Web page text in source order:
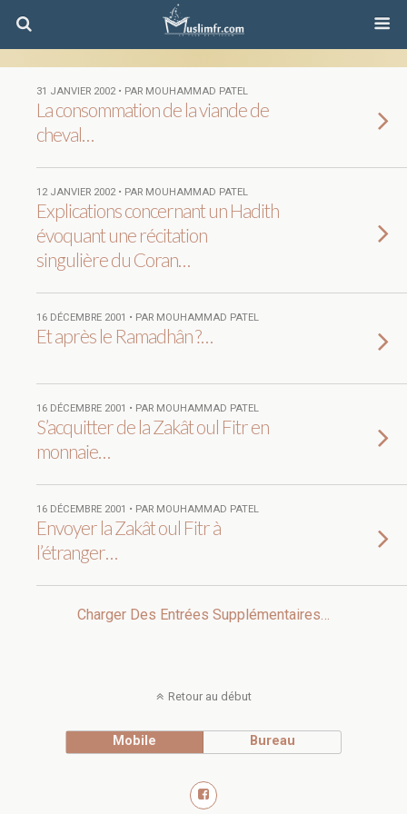
31 JANVIER 2002 • PAR MOUHAMMAD PATEL
La consommation de la viande de
cheval…
12 JANVIER 2002 • PAR MOUHAMMAD PATEL
Explications concernant un Hadith
évoquant une récitation
singulière du Coran…
16 DÉCEMBRE 2001 • PAR MOUHAMMAD PATEL
Et après le Ramadhân ?…
16 DÉCEMBRE 2001 • PAR MOUHAMMAD PATEL
S’acquitter de la Zakât oul Fitr en
monnaie…
16 DÉCEMBRE 2001 • PAR MOUHAMMAD PATEL
Envoyer la Zakât oul Fitr à
l’étranger…
Charger Des Entrées Supplémentaires…
Retour au début
Mobile Bureau